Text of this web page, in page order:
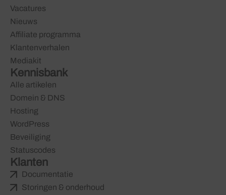
Vacatures
Nieuws
Affiliate programma
Klantenverhalen
Mediakit
Kennisbank
Alle artikelen
Domein & DNS
Hosting
WordPress
Beveiliging
Statuscodes
Klanten
Documentatie
Storingen & onderhoud